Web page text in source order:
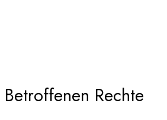
Betroffenen Rechte